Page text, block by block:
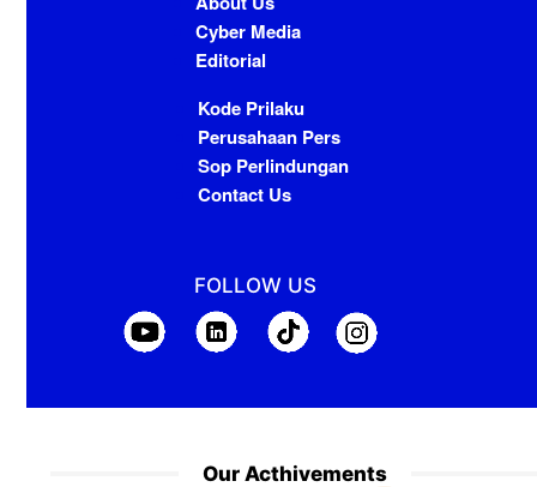
Cyber Media
Editorial
Kode Prilaku
Perusahaan Pers
Sop Perlindungan
Contact Us
FOLLOW US
Our Acthivements